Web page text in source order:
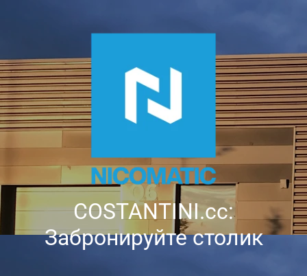
COSTANTINI.cc:
Забронируйте столик